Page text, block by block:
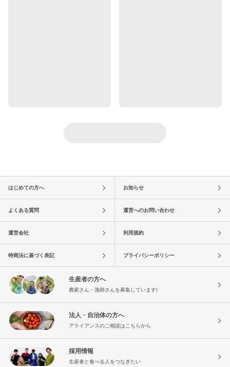
はじめての方へ お知らせ
よくある質問 運営へのお問い合わせ
運営会社 利用規約
特商法に基づく表記 プライバシーポリシー
生産者の方へ
農家さん・漁師さんを募集しています!
法人・自治体の方へ
アライアンスのご相談はこちらから
採用情報
生産者と食べる人をつなぎたい